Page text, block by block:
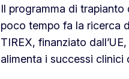
Il programma di
poco tempo fa la ricerca
TIREX, finanziato
alimenta i successi clinici